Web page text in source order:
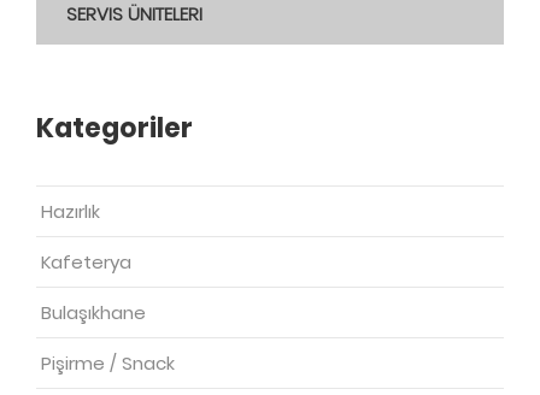
SERVIS ÜNITELERI
Kategoriler
Hazırlık
Kafeterya
Bulaşıkhane
Pişirme / Snack